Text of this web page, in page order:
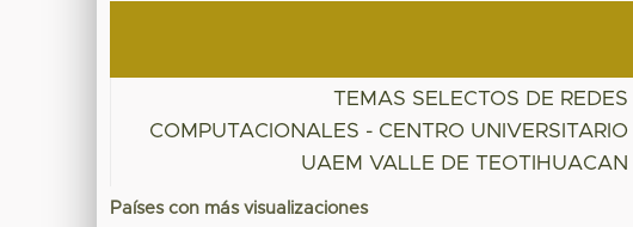
TEMAS SELECTOS DE REDES
COMPUTACIONALES - CENTRO UNIVERSITARIO
UAEM VALLE DE TEOTIHUACAN
Países con más visualizaciones